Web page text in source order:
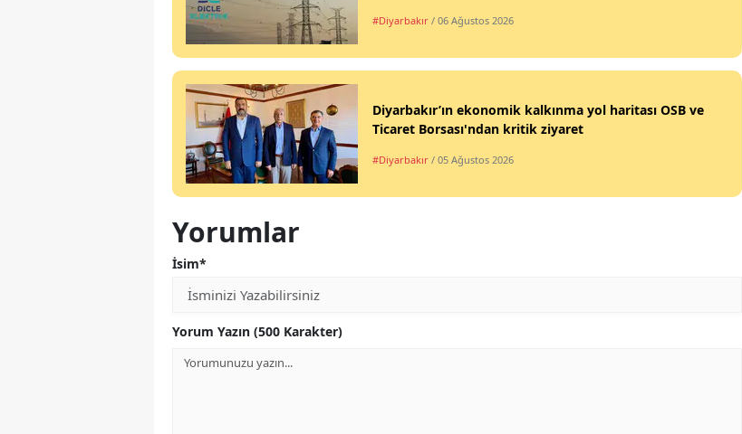
#Diyarbakır / 06 Ağustos 2026
Diyarbakır’ın ekonomik kalkınma yol haritası OSB ve
Ticaret Borsası'ndan kritik ziyaret
#Diyarbakır / 05 Ağustos 2026
Yorumlar
İsim*
Yorum Yazın (500 Karakter)